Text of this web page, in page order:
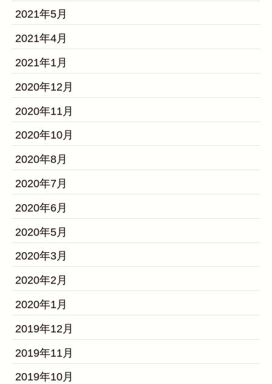
2021年5月
2021年4月
2021年1月
2020年12月
2020年11月
2020年10月
2020年8月
2020年7月
2020年6月
2020年5月
2020年3月
2020年2月
2020年1月
2019年12月
2019年11月
2019年10月